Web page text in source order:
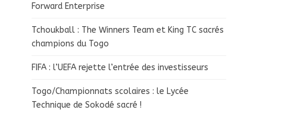
Forward Enterprise
Tchoukball : The Winners Team et King TC sacrés
champions du Togo
FIFA : l’UEFA rejette l’entrée des investisseurs
Togo/Championnats scolaires : le Lycée
Technique de Sokodé sacré !